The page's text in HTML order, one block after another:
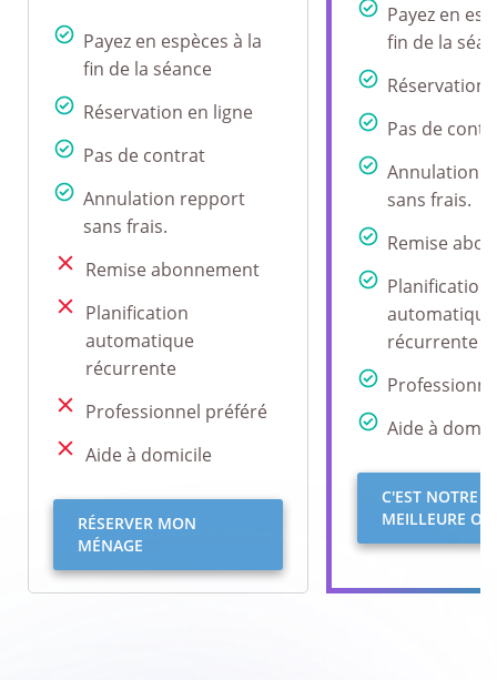
Payez en
fin de la
Réservation
Pas de
Annulation
sans frais.
Remise
Planification
automatique
récurrente
Aide à
C'EST NOTRE
MEILLEURE
Payez en espèces à la
fin de la séance
Réservation en ligne
Pas de contrat
Annulation repport
sans frais.
Remise abonnement
Planification
automatique
récurrente
Professionnel préféré
Aide à domicile
RÉSERVER MON
MÉNAGE